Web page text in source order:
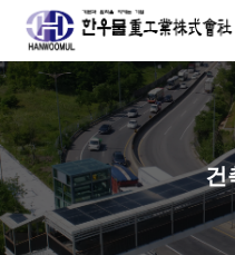
건